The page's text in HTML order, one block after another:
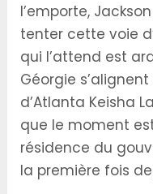
l’emporte,
tenter cette voie
qui l’attend est
Géorgie
d’Atlanta Keisha
que le moment
résidence du
la première fois